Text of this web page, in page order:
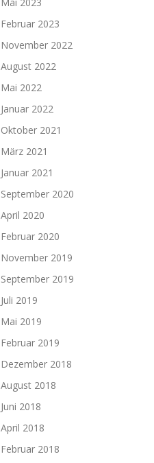
Mai 2023
Februar 2023
November 2022
August 2022
Mai 2022
Januar 2022
Oktober 2021
März 2021
Januar 2021
September 2020
April 2020
Februar 2020
November 2019
September 2019
Juli 2019
Mai 2019
Februar 2019
Dezember 2018
August 2018
Juni 2018
April 2018
Februar 2018